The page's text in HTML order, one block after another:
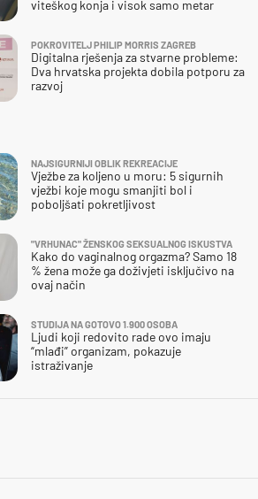
NAJSIGURNIJI OBLIK REKREACIJE
Vježbe za koljeno u moru: 5 sigurnih
vježbi koje mogu smanjiti bol i
poboljšati pokretljivost
"VRHUNAC" ŽENSKOG SEKSUALNOG ISKUSTVA
Kako do vaginalnog orgazma? Samo 18
% žena može ga doživjeti isključivo na
ovaj način
STUDIJA NA GOTOVO 1.900 OSOBA
Ljudi koji redovito rade ovo imaju
“mlađi” organizam, pokazuje
istraživanje
viteškog konja i visok samo metar
POKROVITELJ PHILIP MORRIS ZAGREB
Digitalna rješenja za stvarne probleme:
Dva hrvatska projekta dobila potporu za
razvoj